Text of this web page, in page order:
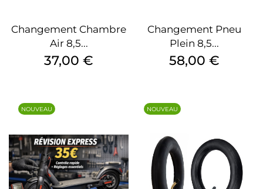
Changement Chambre
Air 8,5...
Prix
37,00 €
Changement Pneu
Plein 8,5...
Prix
58,00 €
NOUVEAU NOUVEAU